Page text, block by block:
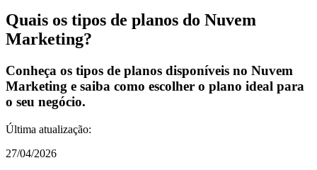
Quais os tipos de planos do Nuvem
Marketing?
Conheça os tipos de planos disponíveis no Nuvem
Marketing e saiba como escolher o plano ideal para
o seu negócio.
Última atualização:
27/04/2026